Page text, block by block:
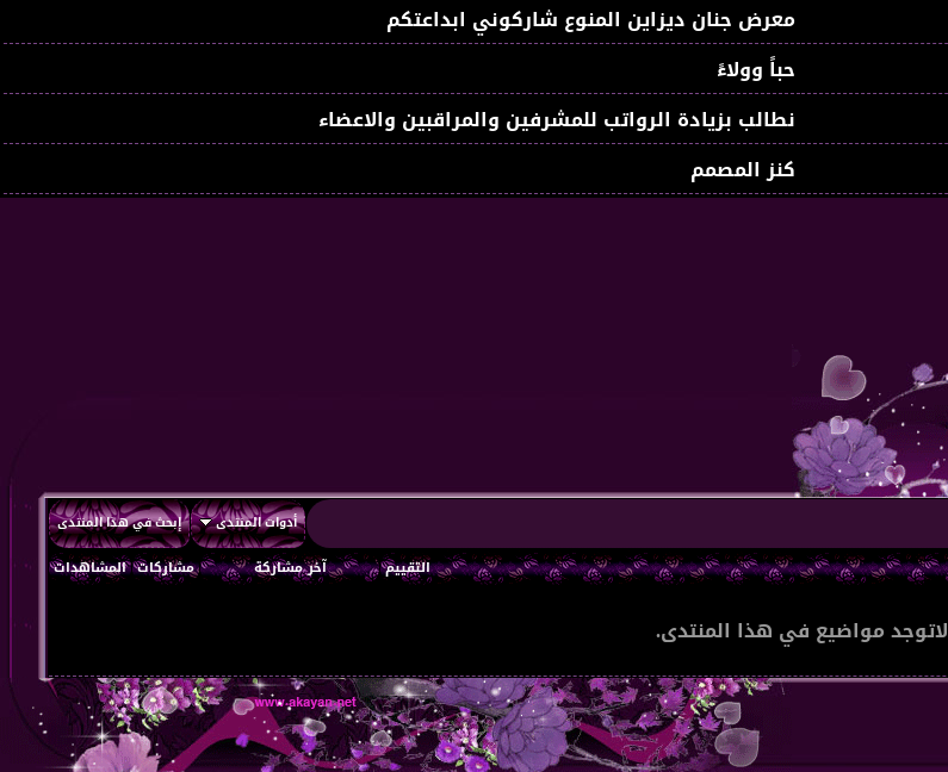
معرض جنان ديزاين المنوع شاركوني ابداعتكم
حباً وولاءً
نطالب بزيادة الرواتب للمشرفين والمراقبين والاعضاء
كنز المصمم
أدوات المنتدى إبحث في هذا المنتدى
التقييم آخر مشاركة مشاركات المشاهدات
لاتوجد مواضيع في هذا المنتدى.